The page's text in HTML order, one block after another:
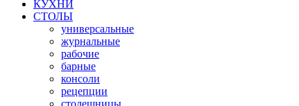
КУХНИ
СТОЛЫ
универсальные
журнальные
рабочие
барные
консоли
рецепции
столешницы